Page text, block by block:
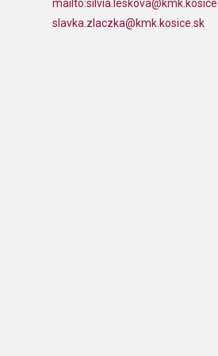
mailto:
slavka.zlaczka@kmk.kosice.sk